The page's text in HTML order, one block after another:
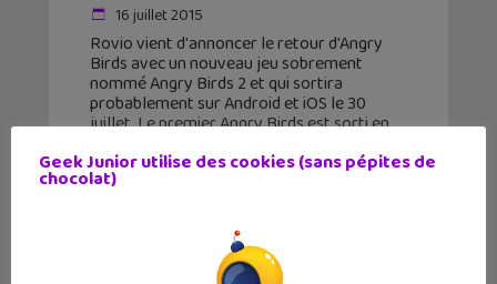
16 juillet 2015
Rovio vient d'annoncer le retour d'Angry
Birds avec un nouveau jeu sobrement
nommé Angry Birds 2 et qui sortira
probablement sur Android et iOS le 30
juillet. Le premier Angry Birds est sorti en
Geek Junior utilise des cookies (sans pépites de
chocolat)